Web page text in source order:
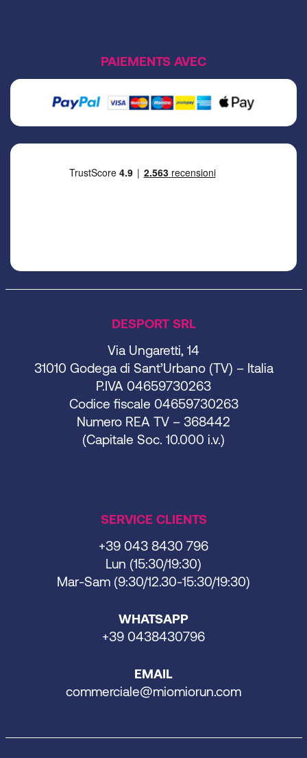
DESPORT SRL
Via Ungaretti, 14
31010 Godega di Sant’Urbano (TV) – Italia
P.IVA 04659730263
Codice fiscale 04659730263
Numero REA TV – 368442
(Capitale Soc. 10.000 i.v.)
SERVICE CLIENTS
+39 043 8430 796
Lun (15:30/19:30)
Mar-Sam (9:30/12.30-15:30/19:30)
WHATSAPP
+39 0438430796
EMAIL
commerciale@miomiorun.com
PAIEMENTS AVEC